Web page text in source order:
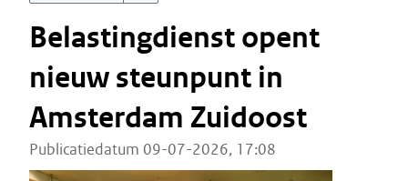
Belastingdienst opent
nieuw steunpunt in
Amsterdam Zuidoost
Publicatiedatum 09-07-2026, 17:08